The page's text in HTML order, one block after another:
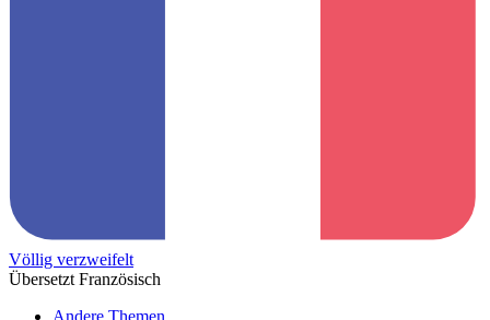
Völlig verzweifelt
Übersetzt Französisch
Andere Themen